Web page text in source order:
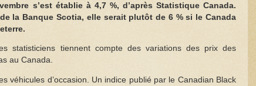
s’est établie à 4,7 %, d’après Statistique Canada.
la Banque Scotia, elle serait plutôt de 6 % si le Canada
statisticiens tiennent compte des variations des prix des
au Canada.
véhicules d’occasion. Un indice publié par le Canadian Black